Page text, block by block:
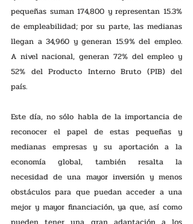
pequeñas suman 174,800 y representan 15.3%
de empleabilidad; por su parte, las medianas
llegan a 34,960 y generan 15.9% del empleo.
A nivel nacional, generan 72% del empleo y
52% del Producto Interno Bruto (PIB) del
país.
Este día, no sólo habla de la importancia de
reconocer el papel de estas pequeñas y
medianas empresas y su aportación a la
economía global, también resalta la
necesidad de una mayor inversión y menos
obstáculos para que puedan acceder a una
mejor y mayor financiación, ya que, así como